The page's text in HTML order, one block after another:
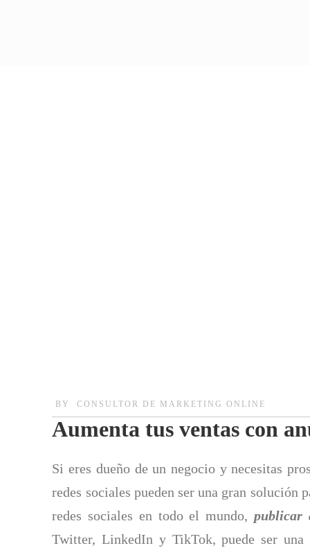
BY CONSULTOR DE MARKETING ONLINE
Aumenta tus ventas con
Si eres dueño de un negocio y necesitas
redes sociales pueden ser una gran solución
redes sociales en todo el mundo, publicar
Twitter, LinkedIn y TikTok, puede ser